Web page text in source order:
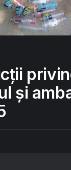
și